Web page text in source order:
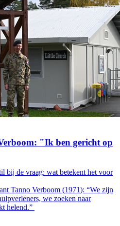
"Ik ben gericht op
bij de vraag: wat betekent het voor
Tanno Verboom (1971): “We zijn
we zoeken naar
helend.”